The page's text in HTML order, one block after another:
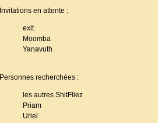
Invitations en attente :
exit
Moomba
Yanavuth
Personnes recherchées :
les autres ShitFliez
Priam
Uriel